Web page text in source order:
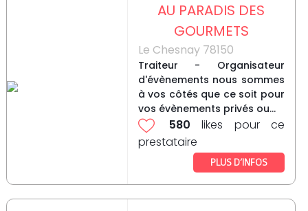
AU PARADIS DES
GOURMETS
Le Chesnay 78150
Traiteur - Organisateur
d'évènements nous sommes
à vos côtés que ce soit pour
vos évènements privés ou...
580 likes pour ce
prestataire
PLUS D’INFOS